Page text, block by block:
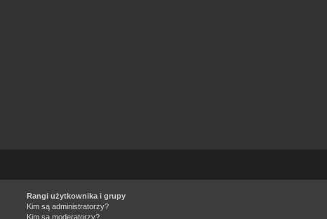
Rangi użytkownika i grupy
Kim są administratorzy?
Kim są moderatorzy?